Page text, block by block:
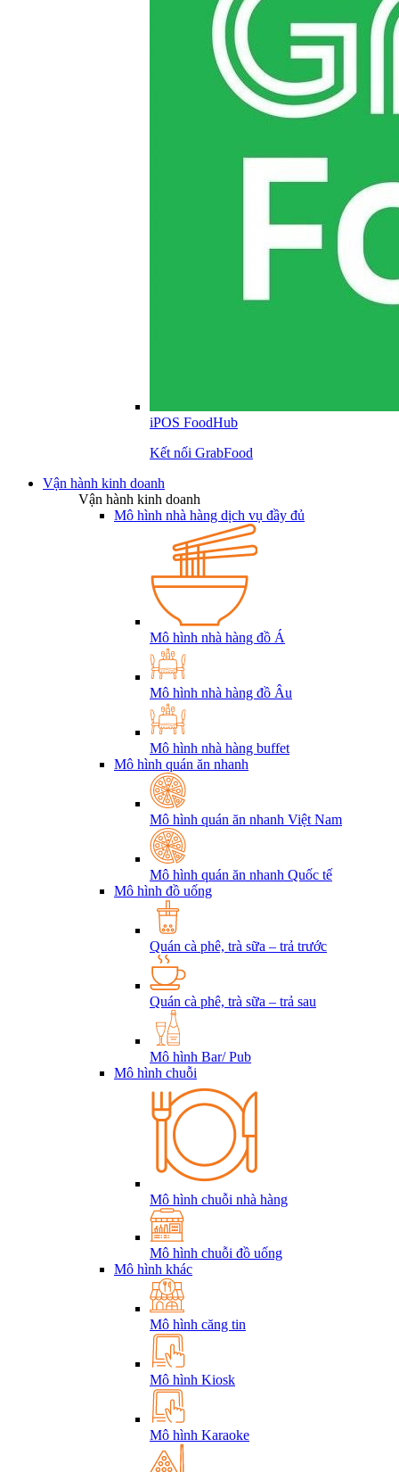
iPOS FoodHub
Kết nối GrabFood
Vận hành kinh doanh
Vận hành kinh doanh
Mô hình nhà hàng dịch vụ đầy đủ
Mô hình nhà hàng đồ Á
Mô hình nhà hàng đồ Âu
Mô hình nhà hàng buffet
Mô hình quán ăn nhanh
Mô hình quán ăn nhanh Việt Nam
Mô hình quán ăn nhanh Quốc tế
Mô hình đồ uống
Quán cà phê, trà sữa – trả trước
Quán cà phê, trà sữa – trả sau
Mô hình Bar/ Pub
Mô hình chuỗi
Mô hình chuỗi nhà hàng
Mô hình chuỗi đồ uống
Mô hình khác
Mô hình căng tin
Mô hình Kiosk
Mô hình Karaoke